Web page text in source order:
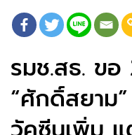
รมช.สธ.​ ขอ
“ศักดิ์สยาม”